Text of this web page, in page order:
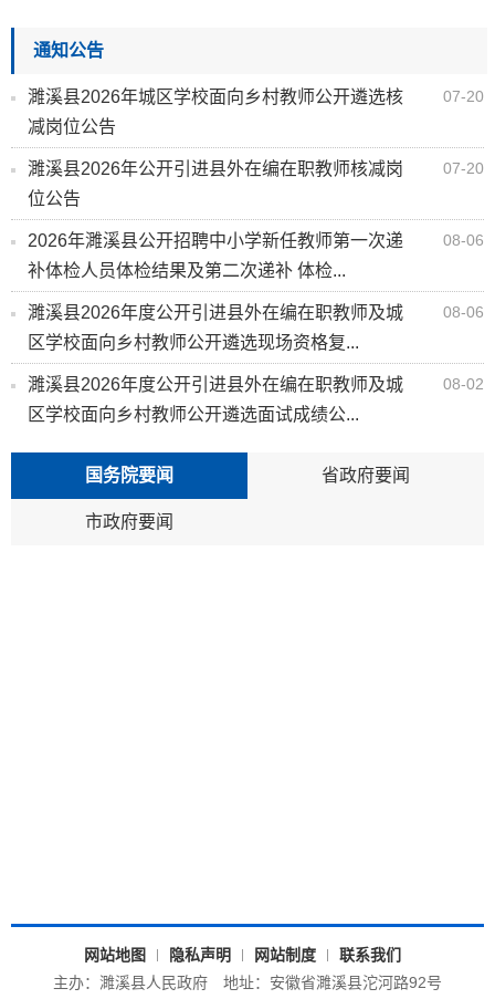
通知公告
体检公告
濉溪县2026年城区学校面向乡村教师公开遴选核
减岗位公告
07-20
濉溪县2026年公开引进县外在编在职教师核减岗
位公告
07-20
2026年濉溪县公开招聘中小学新任教师第一次递
补体检人员体检结果及第二次递补 体检...
08-06
濉溪县2026年度公开引进县外在编在职教师及城
区学校面向乡村教师公开遴选现场资格复...
08-06
濉溪县2026年度公开引进县外在编在职教师及城
区学校面向乡村教师公开遴选面试成绩公...
08-02
人员体检结果及递补体检人员名单公示
濉溪县2026年8月份党政领导接访约访下访安排表
国务院要闻 省政府要闻
市政府要闻
网站地图 隐私声明 网站制度
联系我们
主办：濉溪县人民政府
地址：安徽省濉溪县沱河路92号